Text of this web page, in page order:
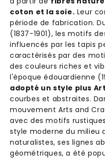
coton et la soie. Leur
période de fabrication.
(1837-1901), les motifs
influencés par les tapis
caractérisés par des
des couleurs riches et
l'époque édouardienne
adopté un style plus
courbes et abstraites.
mouvement Arts and
avec des motifs
style moderne du milieu
naturalistes, ses lignes
géométriques, a été